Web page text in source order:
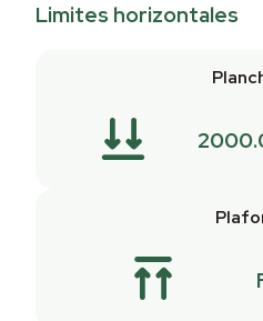
Limites horizontales